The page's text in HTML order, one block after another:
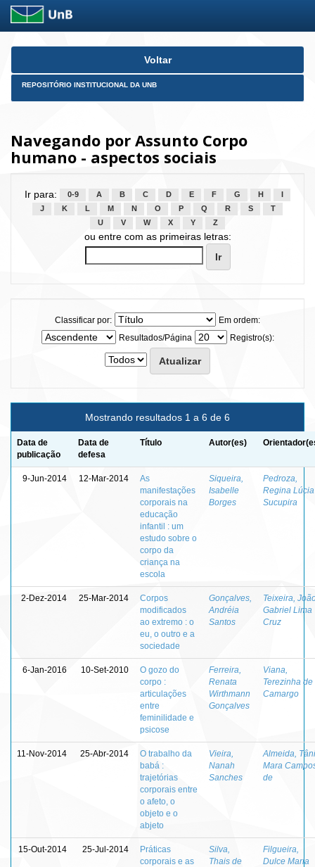
Skip
Voltar
REPOSITÓRIO INSTITUCIONAL DA UNB
Navegando por Assunto Corpo
humano - aspectos sociais
Ir para: 0-9 A B C D E F G H
J
K L M N O P Q R S
T
U
V W X Y Z
ou entre com as primeiras letras:
Classificar por:
Em ordem:
Resultados/Página
Registro(s):
Mostrando resultados 1 a 6 de 6
Data de
publicação
Data de
defesa
Título Autor(es)
9-Jun-2014 12-Mar-2014
As
manifestações
corporais na
educação
infantil : um
estudo sobre o
corpo da
criança na
escola
Siqueira,
Isabelle
Borges
Pedroza,
Regina Lúcia
Sucupira
2-Dez-2014 25-Mar-2014
Corpos
modificados
ao extremo : o
eu, o outro e a
sociedade
Gonçalves,
Andréia
Santos
Teixeira,
Gabriel Lima
Cruz
6-Jan-2016 10-Set-2010
O gozo do
corpo :
articulações
entre
feminilidade e
psicose
Ferreira,
Renata
Wirthmann
Gonçalves
Viana,
Terezinha de
Camargo
11-Nov-2014 25-Abr-2014
O trabalho da
babá :
trajetórias
corporais entre
o afeto, o
objeto e o
abjeto
Vieira,
Nanah
Sanches
Almeida,
Mara
de
15-Out-2014 25-Jul-2014
Práticas
corporais e as
Silva,
Thais de
Filgueira,
Dulce Maria